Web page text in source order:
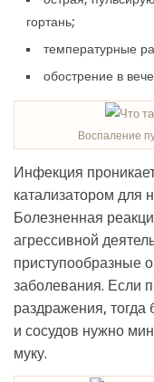
гортань;
температурные
обострение в
Воспаление
Инфекция
катализатором для
Болезненная
агрессивной
приступообразные
заболевания. Если
раздражения, тогда
и сосудов нужно
муку.